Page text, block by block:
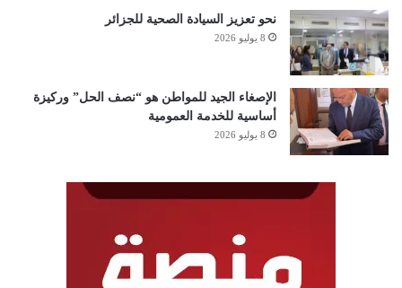
نحو تعزيز السيادة الصحية للجزائر
8 يوليو 2026
الإصغاء الجيد للمواطن هو “نصف الحل” وركيزة
أساسية للخدمة العمومية
8 يوليو 2026